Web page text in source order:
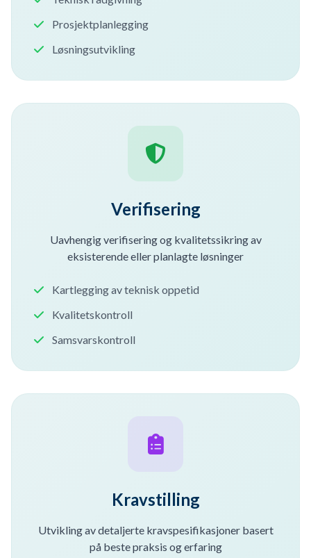
Prosjektplanlegging
Løsningsutvikling
Verifisering
Uavhengig verifisering og kvalitetssikring av
eksisterende eller planlagte løsninger
Kartlegging av teknisk oppetid
Kvalitetskontroll
Samsvarskontroll
Kravstilling
Utvikling av detaljerte kravspesifikasjoner basert
på beste praksis og erfaring